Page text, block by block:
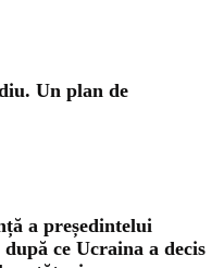
Un plan de
a președintelui
ce Ucraina a decis